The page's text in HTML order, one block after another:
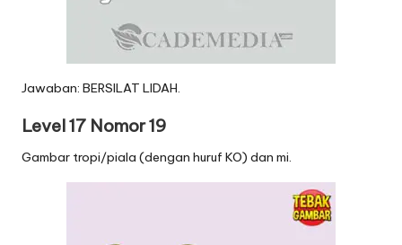
Jawaban: BERSILAT LIDAH.
Level 17 Nomor 19
Gambar tropi/piala (dengan huruf KO) dan mi.